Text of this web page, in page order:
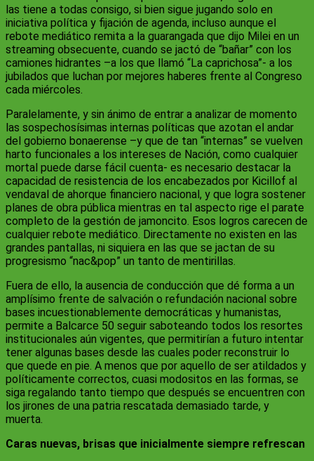
las tiene a todas consigo, si bien sigue jugando solo en
iniciativa política y fijación de agenda, incluso aunque el
rebote mediático remita a la guarangada que dijo Milei en un
streaming obsecuente, cuando se jactó de “bañar” con los
camiones hidrantes –a los que llamó “La caprichosa”- a los
jubilados que luchan por mejores haberes frente al Congreso
cada miércoles.
Paralelamente, y sin ánimo de entrar a analizar de momento
las sospechosísimas internas políticas que azotan el andar
del gobierno bonaerense –y que de tan “internas” se vuelven
harto funcionales a los intereses de Nación, como cualquier
mortal puede darse fácil cuenta- es necesario destacar la
capacidad de resistencia de los encabezados por Kicillof al
vendaval de ahorque financiero nacional, y que logra sostener
planes de obra pública mientras en tal aspecto rige el parate
completo de la gestión de jamoncito. Esos logros carecen de
cualquier rebote mediático. Directamente no existen en las
grandes pantallas, ni siquiera en las que se jactan de su
progresismo “nac&pop” un tanto de mentirillas.
Fuera de ello, la ausencia de conducción que dé forma a un
amplísimo frente de salvación o refundación nacional sobre
bases incuestionablemente democráticas y humanistas,
permite a Balcarce 50 seguir saboteando todos los resortes
institucionales aún vigentes, que permitirían a futuro intentar
tener algunas bases desde las cuales poder reconstruir lo
que quede en pie. A menos que por aquello de ser atildados y
políticamente correctos, cuasi modositos en las formas, se
siga regalando tanto tiempo que después se encuentren con
los jirones de una patria rescatada demasiado tarde, y
muerta.
Caras nuevas, brisas que inicialmente siempre refrescan